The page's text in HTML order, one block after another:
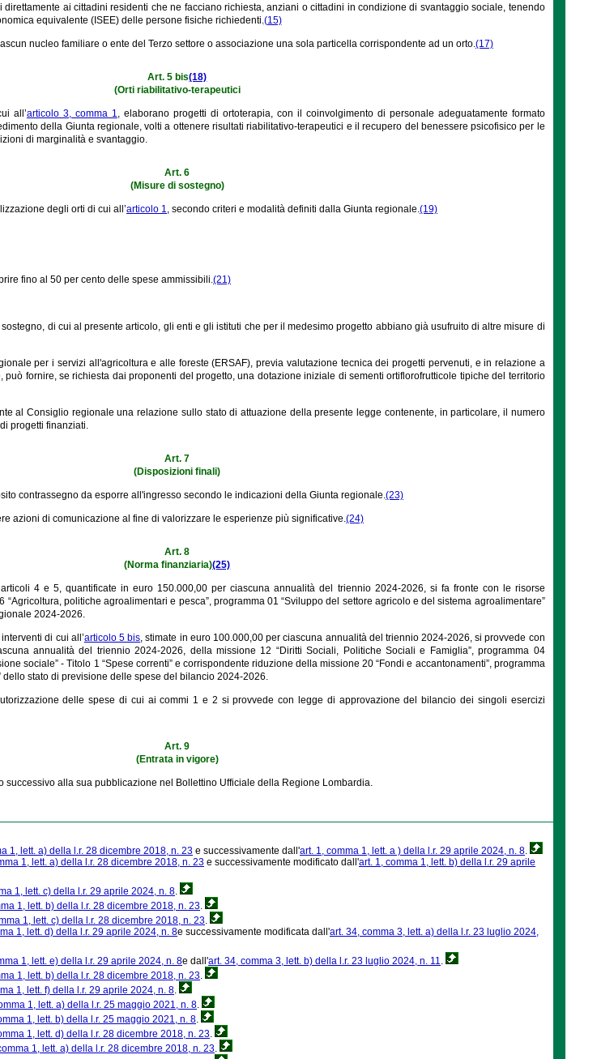
ai cittadini residenti che ne facciano richiesta, anziani o cittadini in condizione di svantaggio sociale, tenendo
equivalente (ISEE) delle persone fisiche richiedenti.(15)
nucleo familiare o ente del Terzo settore o associazione una sola particella corrispondente ad un orto.(17)
Art. 5 bis(18)
(Orti riabilitativo-terapeutici
all’articolo 3, comma 1, elaborano progetti di ortoterapia, con il coinvolgimento di personale adeguatamente formato
della Giunta regionale, volti a ottenere risultati riabilitativo-terapeutici e il recupero del benessere psicofisico per le
di marginalità e svantaggio.
Art. 6
(Misure di sostegno)
degli orti di cui all’articolo 1, secondo criteri e modalità definiti dalla Giunta regionale.(19)
fino al 50 per cento delle spese ammissibili.(21)
di cui al presente articolo, gli enti e gli istituti che per il medesimo progetto abbiano già usufruito di altre misure di
per i servizi all'agricoltura e alle foreste (ERSAF), previa valutazione tecnica dei progetti pervenuti, e in relazione a
può fornire, se richiesta dai proponenti del progetto, una dotazione iniziale di sementi ortiflorofrutticole tipiche del territorio
al Consiglio regionale una relazione sullo stato di attuazione della presente legge contenente, in particolare, il numero
progetti finanziati.
Art. 7
(Disposizioni finali)
contrassegno da esporre all'ingresso secondo le indicazioni della Giunta regionale.(23)
azioni di comunicazione al fine di valorizzare le esperienze più significative.(24)
Art. 8
(Norma finanziaria)(25)
4 e 5, quantificate in euro 150.000,00 per ciascuna annualità del triennio 2024-2026, si fa fronte con le risorse
politiche agroalimentari e pesca”, programma 01 “Sviluppo del settore agricolo e del sistema agroalimentare”
2024-2026.
di cui all’articolo 5 bis, stimate in euro 100.000,00 per ciascuna annualità del triennio 2024-2026, si provvede con
annualità del triennio 2024-2026, della missione 12 “Diritti Sociali, Politiche Sociali e Famiglia”, programma 04
sociale” - Titolo 1 “Spese correnti” e corrispondente riduzione della missione 20 “Fondi e accantonamenti”, programma
dello stato di previsione delle spese del bilancio 2024-2026.
delle spese di cui ai commi 1 e 2 si provvede con legge di approvazione del bilancio dei singoli esercizi
Art. 9
(Entrata in vigore)
successivo alla sua pubblicazione nel Bollettino Ufficiale della Regione Lombardia.
1, lett. a) della l.r. 28 dicembre 2018, n. 23 e successivamente dall'art. 1, comma 1, lett. a ) della l.r. 29 aprile 2024, n. 8.
1, lett. a) della l.r. 28 dicembre 2018, n. 23 e successivamente modificato dall'art. 1, comma 1, lett. b) della l.r. 29 aprile
1, lett. c) della l.r. 29 aprile 2024, n. 8.
1, lett. b) della l.r. 28 dicembre 2018, n. 23.
1, lett. c) della l.r. 28 dicembre 2018, n. 23.
1, lett. d) della l.r. 29 aprile 2024, n. 8e successivamente modificata dall'art. 34, comma 3, lett. a) della l.r. 23 luglio 2024,
1, lett. e) della l.r. 29 aprile 2024, n. 8e dall'art. 34, comma 3, lett. b) della l.r. 23 luglio 2024, n. 11.
1, lett. b) della l.r. 28 dicembre 2018, n. 23.
1, lett. f) della l.r. 29 aprile 2024, n. 8.
1, lett. a) della l.r. 25 maggio 2021, n. 8.
1, lett. b) della l.r. 25 maggio 2021, n. 8.
1, lett. d) della l.r. 28 dicembre 2018, n. 23.
1, lett. a) della l.r. 28 dicembre 2018, n. 23.